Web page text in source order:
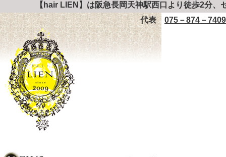
【hair LIEN】は阪急長岡天神駅西口より徒歩2分、
代表 075－874－7409